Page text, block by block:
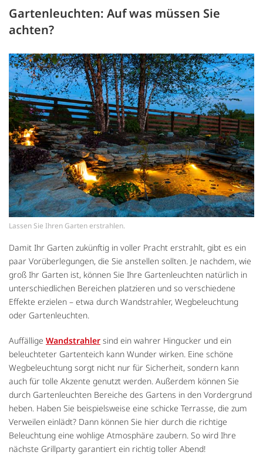
Gartenleuchten: Auf was müssen Sie
achten?
Lassen Sie Ihren Garten erstrahlen.
Damit Ihr Garten zukünftig in voller Pracht erstrahlt, gibt es ein
paar Vorüberlegungen, die Sie anstellen sollten. Je nachdem, wie
groß Ihr Garten ist, können Sie Ihre Gartenleuchten natürlich in
unterschiedlichen Bereichen platzieren und so verschiedene
Effekte erzielen – etwa durch Wandstrahler, Wegbeleuchtung
oder Gartenleuchten.
Auffällige Wandstrahler sind ein wahrer Hingucker und ein
beleuchteter Gartenteich kann Wunder wirken. Eine schöne
Wegbeleuchtung sorgt nicht nur für Sicherheit, sondern kann
auch für tolle Akzente genutzt werden. Außerdem können Sie
durch Gartenleuchten Bereiche des Gartens in den Vordergrund
heben. Haben Sie beispielsweise eine schicke Terrasse, die zum
Verweilen einlädt? Dann können Sie hier durch die richtige
Beleuchtung eine wohlige Atmosphäre zaubern. So wird Ihre
nächste Grillparty garantiert ein richtig toller Abend!